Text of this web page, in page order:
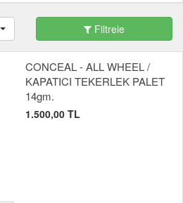
Filtrele
CONCEAL - ALL WHEEL /
KAPATICI TEKERLEK PALET
14gm.
1.500,00 TL